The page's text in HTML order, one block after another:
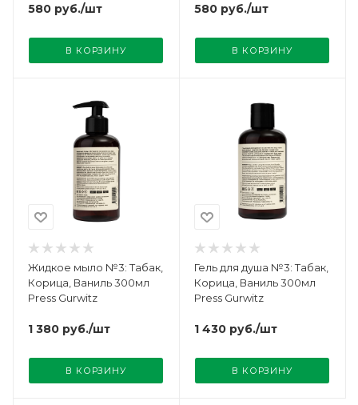
580 руб./шт
В КОРЗИНУ
580 руб./шт
В КОРЗИНУ
Жидкое мыло №3: Табак,
Корица, Ваниль 300мл
Press Gurwitz
1 380 руб./шт
В КОРЗИНУ
Гель для душа №3: Табак,
Корица, Ваниль 300мл
Press Gurwitz
1 430 руб./шт
В КОРЗИНУ